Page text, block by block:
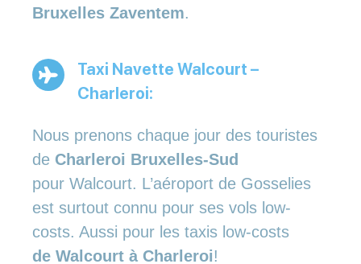
Bruxelles Zaventem.
Taxi Navette Walcourt –
Charleroi:
Nous prenons chaque jour des touristes
de Charleroi Bruxelles-Sud
pour Walcourt. L’aéroport de Gosselies
est surtout connu pour ses vols low-
costs. Aussi pour les taxis low-costs
de Walcourt à Charleroi!